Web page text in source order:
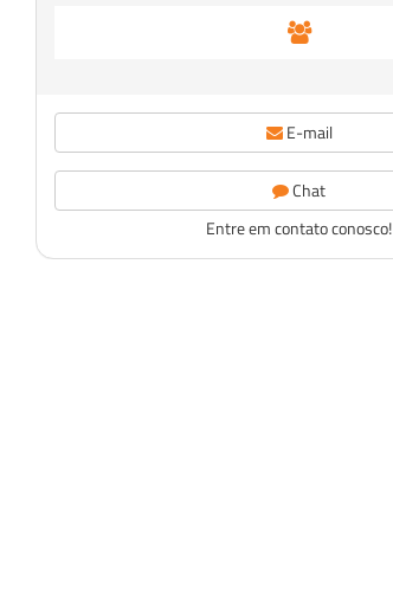
E-mail
Chat
Entre em contato conosco!